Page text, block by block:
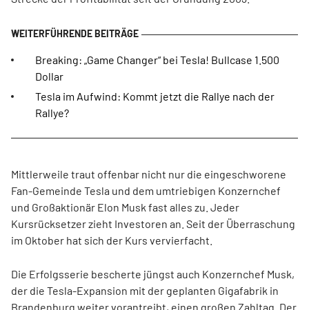
Breaking: „Game Changer“ bei Tesla! Bullcase 1.500
Dollar
Tesla im Aufwind: Kommt jetzt die Rallye nach der
Rallye?
Mittlerweile traut offenbar nicht nur die eingeschworene
Fan-Gemeinde Tesla und dem umtriebigen Konzernchef
und Großaktionär Elon Musk fast alles zu. Jeder
Kursrücksetzer zieht Investoren an. Seit der Überraschung
im Oktober hat sich der Kurs vervierfacht.
Die Erfolgsserie bescherte jüngst auch Konzernchef Musk,
der die Tesla-Expansion mit der geplanten Gigafabrik in
Brandenburg weiter vorantreibt, einen großen Zahltag. Der